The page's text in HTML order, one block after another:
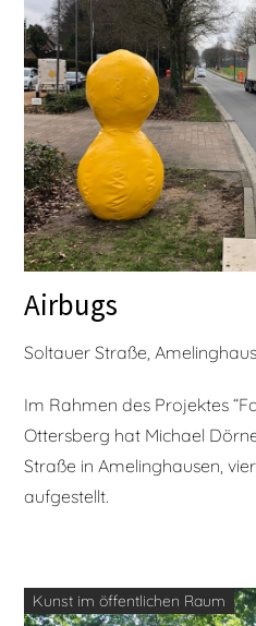
Airbugs
Soltauer Straße,
Im Rahmen des Projektes
Ottersberg hat Michael
Straße in Amelinghausen,
aufgestellt.
Kunst im öffentlichen Raum